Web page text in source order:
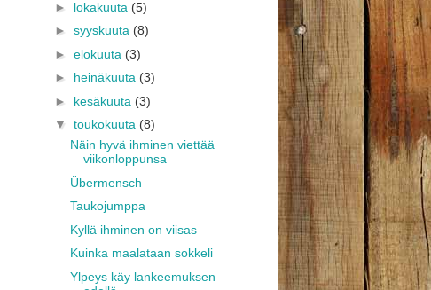
► lokakuuta (5)
► syyskuuta (8)
► elokuuta (3)
► heinäkuuta (3)
► kesäkuuta (3)
▼ toukokuuta (8)
Näin hyvä ihminen viettää
viikonloppunsa
Übermensch
Taukojumppa
Kyllä ihminen on viisas
Kuinka maalataan sokkeli
Ylpeys käy lankeemuksen